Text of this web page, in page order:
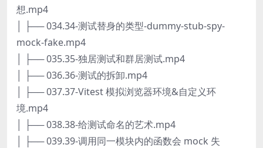
想.mp4
│ ├── 034.34-测试替身的类型-dummy-stub-spy-
mock-fake.mp4
│ ├── 035.35-独居测试和群居测试.mp4
│ ├── 036.36-测试的拆卸.mp4
│ ├── 037.37-Vitest 模拟浏览器环境&自定义环
境.mp4
│ ├── 038.38-给测试命名的艺术.mp4
│ ├── 039.39-调用同一模块内的函数会 mock 失